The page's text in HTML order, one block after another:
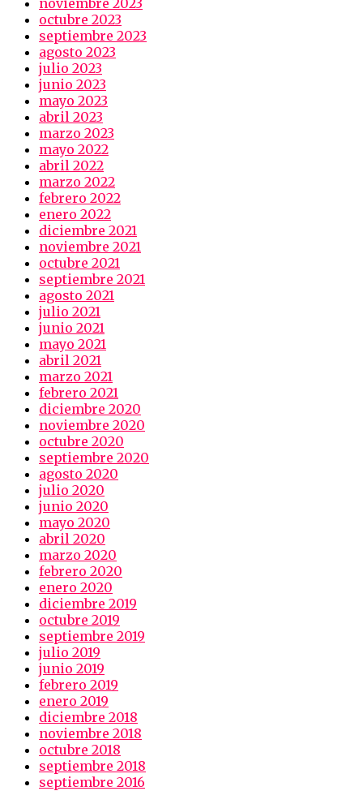
octubre 2023
septiembre 2023
agosto 2023
julio 2023
junio 2023
mayo 2023
abril 2023
marzo 2023
mayo 2022
abril 2022
marzo 2022
febrero 2022
enero 2022
diciembre 2021
noviembre 2021
octubre 2021
septiembre 2021
agosto 2021
julio 2021
junio 2021
mayo 2021
abril 2021
marzo 2021
febrero 2021
diciembre 2020
noviembre 2020
octubre 2020
septiembre 2020
agosto 2020
julio 2020
junio 2020
mayo 2020
abril 2020
marzo 2020
febrero 2020
enero 2020
diciembre 2019
octubre 2019
septiembre 2019
julio 2019
junio 2019
febrero 2019
enero 2019
diciembre 2018
noviembre 2018
octubre 2018
septiembre 2018
septiembre 2016